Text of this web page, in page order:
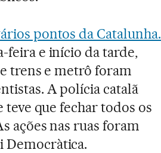
pontos da Catalunha.
feira e início da tarde,
trens e metrô foram
A polícia catalã
que fechar todos os
ações nas ruas foram
Democràtica.